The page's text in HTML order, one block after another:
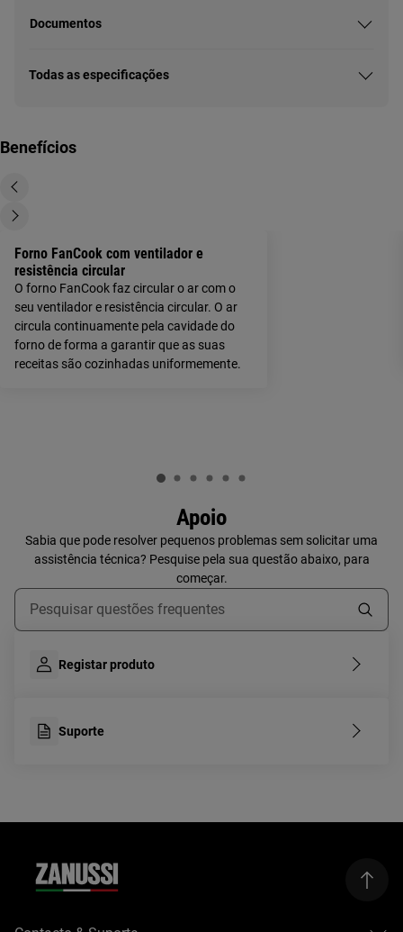
Documentos
Todas as especificações
Benefícios
Forno FanCook com ventilador e
resistência circular
O forno FanCook faz circular o ar com o
seu ventilador e resistência circular. O ar
circula continuamente pela cavidade do
forno de forma a garantir que as suas
receitas são cozinhadas uniformemente.
Apoio
Sabia que pode resolver pequenos problemas sem solicitar uma
assistência técnica? Pesquise pela sua questão abaixo, para
começar.
Type to search for support articles
Registar produto
Suporte